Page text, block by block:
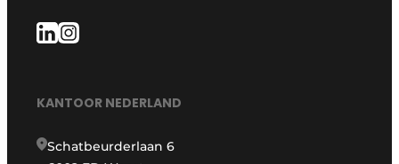
KANTOOR NEDERLAND
Schatbeurderlaan 6